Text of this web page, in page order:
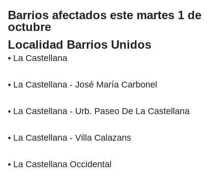
Barrios afectados este martes 1 de
octubre
Localidad Barrios Unidos
• La Castellana
• La Castellana - José María Carbonel
• La Castellana - Urb. Paseo De La Castellana
• La Castellana - Villa Calazans
• La Castellana Occidental